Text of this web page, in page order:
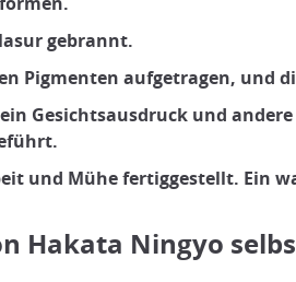
gebrannt.
Pigmenten aufgetragen, und
Gesichtsausdruck und
und Mühe fertiggestellt. Ein
Hakata Ningyo